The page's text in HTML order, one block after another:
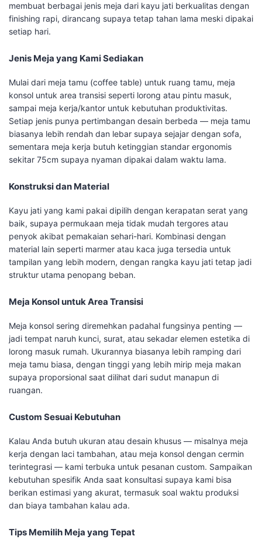
membuat berbagai jenis meja dari kayu jati berkualitas dengan
finishing rapi, dirancang supaya tetap tahan lama meski dipakai
setiap hari.
Jenis Meja yang Kami Sediakan
Mulai dari meja tamu (coffee table) untuk ruang tamu, meja
konsol untuk area transisi seperti lorong atau pintu masuk,
sampai meja kerja/kantor untuk kebutuhan produktivitas.
Setiap jenis punya pertimbangan desain berbeda — meja tamu
biasanya lebih rendah dan lebar supaya sejajar dengan sofa,
sementara meja kerja butuh ketinggian standar ergonomis
sekitar 75cm supaya nyaman dipakai dalam waktu lama.
Konstruksi dan Material
Kayu jati yang kami pakai dipilih dengan kerapatan serat yang
baik, supaya permukaan meja tidak mudah tergores atau
penyok akibat pemakaian sehari-hari. Kombinasi dengan
material lain seperti marmer atau kaca juga tersedia untuk
tampilan yang lebih modern, dengan rangka kayu jati tetap jadi
struktur utama penopang beban.
Meja Konsol untuk Area Transisi
Meja konsol sering diremehkan padahal fungsinya penting —
jadi tempat naruh kunci, surat, atau sekadar elemen estetika di
lorong masuk rumah. Ukurannya biasanya lebih ramping dari
meja tamu biasa, dengan tinggi yang lebih mirip meja makan
supaya proporsional saat dilihat dari sudut manapun di
ruangan.
Custom Sesuai Kebutuhan
Kalau Anda butuh ukuran atau desain khusus — misalnya meja
kerja dengan laci tambahan, atau meja konsol dengan cermin
terintegrasi — kami terbuka untuk pesanan custom. Sampaikan
kebutuhan spesifik Anda saat konsultasi supaya kami bisa
berikan estimasi yang akurat, termasuk soal waktu produksi
dan biaya tambahan kalau ada.
Tips Memilih Meja yang Tepat